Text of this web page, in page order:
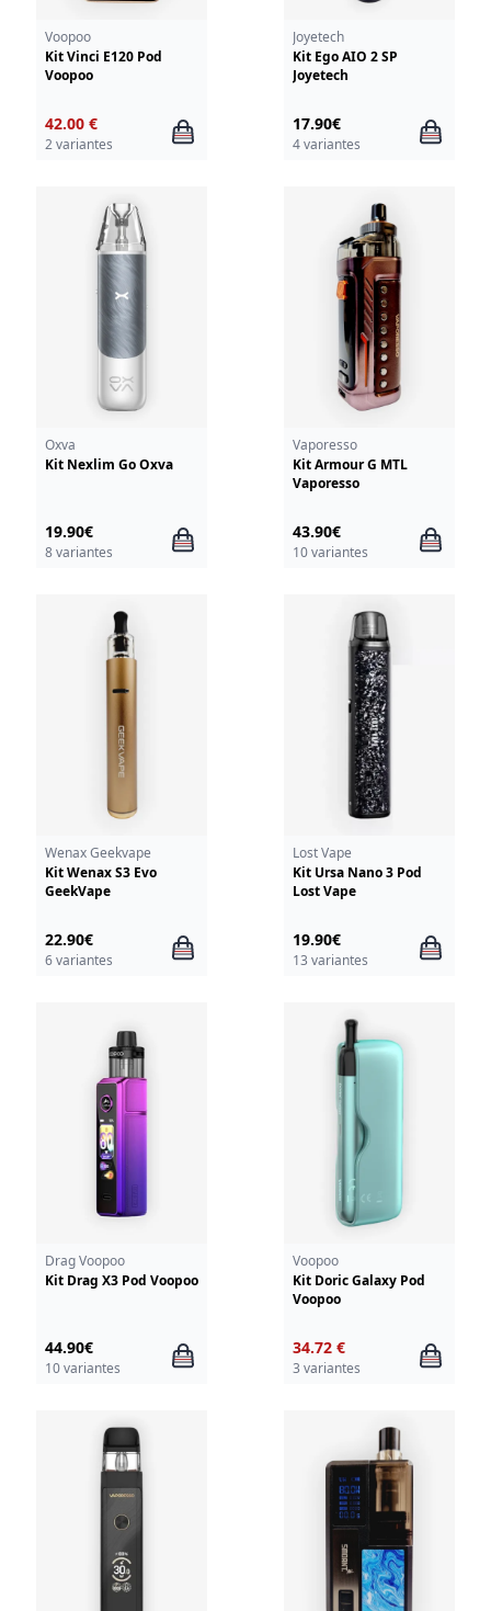
Voopoo
Kit Vinci E120 Pod
Voopoo
42.00 €
2 variantes
Joyetech
Kit Ego AIO 2 SP
Joyetech
17.90€
4 variantes
Oxva
Kit Nexlim Go Oxva
19.90€
8 variantes
Vaporesso
Kit Armour G MTL
Vaporesso
43.90€
10 variantes
Wenax Geekvape
Kit Wenax S3 Evo
GeekVape
22.90€
6 variantes
Lost Vape
Kit Ursa Nano 3 Pod
Lost Vape
19.90€
13 variantes
Drag Voopoo
Kit Drag X3 Pod Voopoo
44.90€
10 variantes
Voopoo
Kit Doric Galaxy Pod
Voopoo
34.72 €
3 variantes